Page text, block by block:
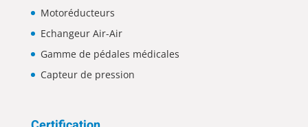
Motoréducteurs
Echangeur Air-Air
Gamme de pédales médicales
Capteur de pression